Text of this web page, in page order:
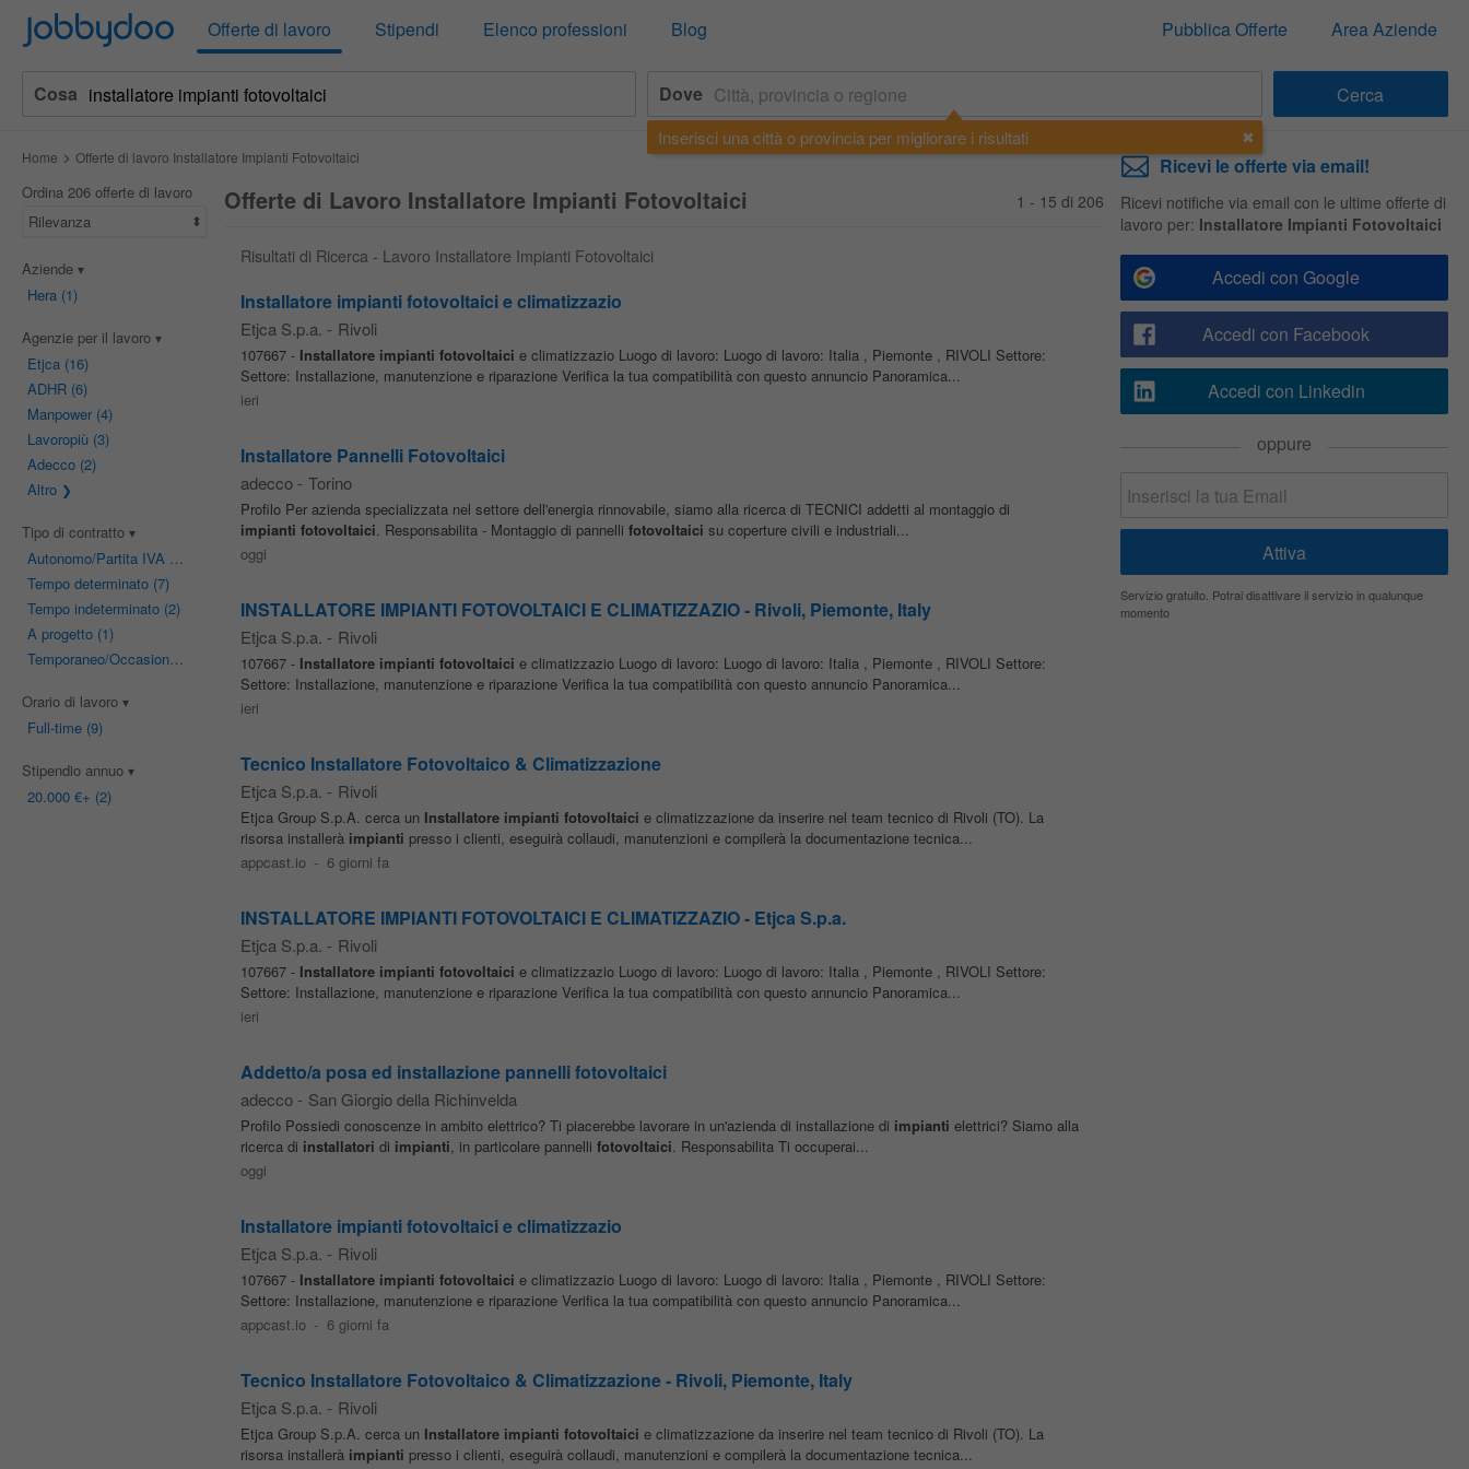
Jobbydoo Offerte di lavoro Stipendi Elenco professioni Blog Pubblica Offerte Area Aziende
Cosa Dove
Inserisci una città o provincia per migliorare i risultati
Home Offerte di lavoro Installatore Impianti Fotovoltaici
Ordina 206 offerte di lavoro
Rilevanza
Aziende
Hera(1)
Agenzie per il lavoro
Etjca(16)
ADHR(6)
Manpower(4)
Lavoropiù(3)
Adecco(2)
Altro
Tipo di contratto
Autonomo/Partita IVA(104)
Tempo determinato(7)
Tempo indeterminato(2)
A progetto(1)
Temporaneo/Occasionale
Orario di lavoro
Full-time(9)
Stipendio annuo
20.000 €+ (2)
Offerte di Lavoro Installatore Impianti Fotovoltaici 1 - 15 di 206
Risultati di Ricerca - Lavoro Installatore Impianti Fotovoltaici
Installatore impianti fotovoltaici e climatizzazio
Etjca S.p.a. - Rivoli
107667 - Installatore impianti fotovoltaici e climatizzazio Luogo di lavoro: Luogo di lavoro: Italia , Piemonte , RIVOLI Settore:
Settore: Installazione, manutenzione e riparazione Verifica la tua compatibilità con questo annuncio Panoramica...
ieri
Installatore Pannelli Fotovoltaici
adecco - Torino
Profilo Per azienda specializzata nel settore dell'energia rinnovabile, siamo alla ricerca di TECNICI addetti al montaggio di
impianti fotovoltaici. Responsabilita - Montaggio di pannelli fotovoltaici su coperture civili e industriali...
oggi
INSTALLATORE IMPIANTI FOTOVOLTAICI E CLIMATIZZAZIO - Rivoli, Piemonte, Italy
Etjca S.p.a. - Rivoli
107667 - Installatore impianti fotovoltaici e climatizzazio Luogo di lavoro: Luogo di lavoro: Italia , Piemonte , RIVOLI Settore:
Settore: Installazione, manutenzione e riparazione Verifica la tua compatibilità con questo annuncio Panoramica...
ieri
Tecnico Installatore Fotovoltaico & Climatizzazione
Etjca S.p.a. - Rivoli
Etjca Group S.p.A. cerca un Installatore impianti fotovoltaici e climatizzazione da inserire nel team tecnico di Rivoli (TO). La
risorsa installerà impianti presso i clienti, eseguirà collaudi, manutenzioni e compilerà la documentazione tecnica...
appcast.io - 6 giorni fa
INSTALLATORE IMPIANTI FOTOVOLTAICI E CLIMATIZZAZIO - Etjca S.p.a.
Etjca S.p.a. - Rivoli
107667 - Installatore impianti fotovoltaici e climatizzazio Luogo di lavoro: Luogo di lavoro: Italia , Piemonte , RIVOLI Settore:
Settore: Installazione, manutenzione e riparazione Verifica la tua compatibilità con questo annuncio Panoramica...
ieri
Addetto/a posa ed installazione pannelli fotovoltaici
adecco - San Giorgio della Richinvelda
Profilo Possiedi conoscenze in ambito elettrico? Ti piacerebbe lavorare in un'azienda di installazione di impianti elettrici? Siamo alla
ricerca di installatori di impianti, in particolare pannelli fotovoltaici. Responsabilita Ti occuperai...
oggi
Installatore impianti fotovoltaici e climatizzazio
Etjca S.p.a. - Rivoli
107667 - Installatore impianti fotovoltaici e climatizzazio Luogo di lavoro: Luogo di lavoro: Italia , Piemonte , RIVOLI Settore:
Settore: Installazione, manutenzione e riparazione Verifica la tua compatibilità con questo annuncio Panoramica...
appcast.io - 6 giorni fa
Tecnico Installatore Fotovoltaico & Climatizzazione - Rivoli, Piemonte, Italy
Etjca S.p.a. - Rivoli
Etjca Group S.p.A. cerca un Installatore impianti fotovoltaici e climatizzazione da inserire nel team tecnico di Rivoli (TO). La
risorsa installerà impianti presso i clienti, eseguirà collaudi, manutenzioni e compilerà la documentazione tecnica...
Ricevi le offerte via email!
Ricevi notifiche via email con le ultime offerte di
lavoro per: Installatore Impianti Fotovoltaici
Accedi con Google
Accedi con Facebook
Accedi con Linkedin
oppure
Servizio gratuito. Potrai disattivare il servizio in qualunque
momento